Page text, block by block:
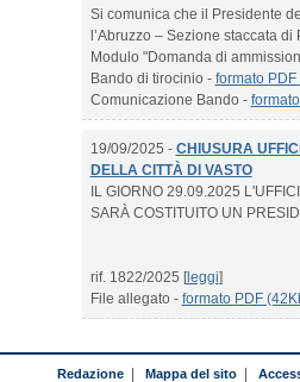
Si comunica che il Presidente
l’Abruzzo – Sezione staccata
Modulo "Domanda di
Bando di tirocinio - formato
Comunicazione Bando -
19/09/2025 - CHIUSURA
DELLA CITTÀ DI VASTO
IL GIORNO 29.09.2025
SARÀ COSTITUITO UN
rif. 1822/2025 [leggi]
File allegato - formato PDF
Redazione Mappa del sito